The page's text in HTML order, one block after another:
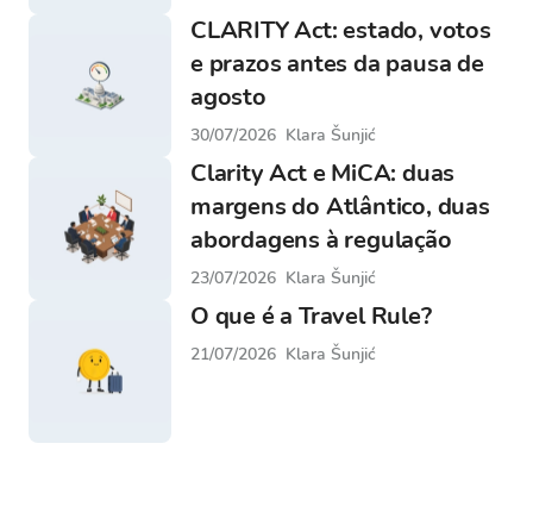
CLARITY Act: estado, votos
e prazos antes da pausa de
agosto
30/07/2026 Klara Šunjić
Clarity Act e MiCA: duas
margens do Atlântico, duas
abordagens à regulação
23/07/2026 Klara Šunjić
O que é a Travel Rule?
21/07/2026 Klara Šunjić